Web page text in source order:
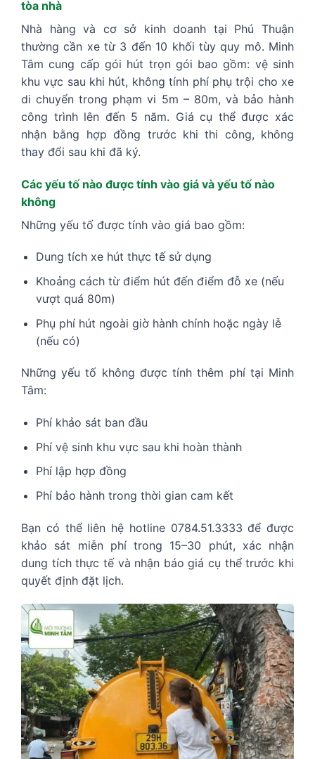
tòa nhà
Nhà hàng và cơ sở kinh doanh tại Phú Thuận
thường cần xe từ 3 đến 10 khối tùy quy mô. Minh
Tâm cung cấp gói hút trọn gói bao gồm: vệ sinh
khu vực sau khi hút, không tính phí phụ trội cho xe
di chuyển trong phạm vi 5m – 80m, và bảo hành
công trình lên đến 5 năm. Giá cụ thể được xác
nhận bằng hợp đồng trước khi thi công, không
thay đổi sau khi đã ký.
Các yếu tố nào được tính vào giá và yếu tố nào
không
Những yếu tố được tính vào giá bao gồm:
Dung tích xe hút thực tế sử dụng
Khoảng cách từ điểm hút đến điểm đỗ xe (nếu
vượt quá 80m)
Phụ phí hút ngoài giờ hành chính hoặc ngày lễ
(nếu có)
Những yếu tố không được tính thêm phí tại Minh
Tâm:
Phí khảo sát ban đầu
Phí vệ sinh khu vực sau khi hoàn thành
Phí lập hợp đồng
Phí bảo hành trong thời gian cam kết
Bạn có thể liên hệ hotline 0784.51.3333 để được
khảo sát miễn phí trong 15–30 phút, xác nhận
dung tích thực tế và nhận báo giá cụ thể trước khi
quyết định đặt lịch.